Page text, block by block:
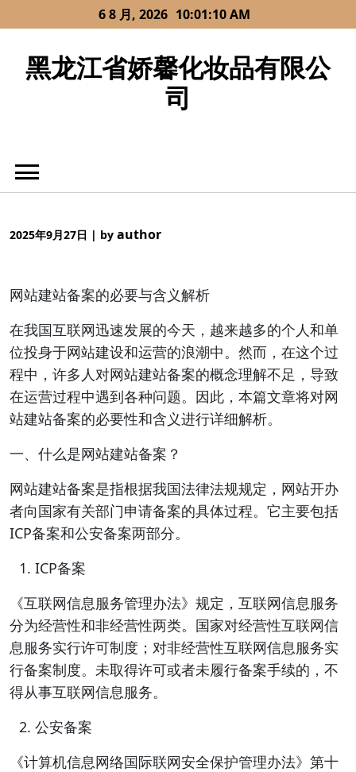
to
6 8 月, 2026 10:01:10 AM
黑龙江省娇馨化妆品有限公
司
2025年9月27日 | by author
网站建站备案的必要与含义解析
在我国互联网迅速发展的今天，越来越多的个人和单
位投身于网站建设和运营的浪潮中。然而，在这个过
程中，许多人对网站建站备案的概念理解不足，导致
在运营过程中遇到各种问题。因此，本篇文章将对网
站建站备案的必要性和含义进行详细解析。
一、什么是网站建站备案？
网站建站备案是指根据我国法律法规规定，网站开办
者向国家有关部门申请备案的具体过程。它主要包括
ICP备案和公安备案两部分。
ICP备案
《互联网信息服务管理办法》规定，互联网信息服务
分为经营性和非经营性两类。国家对经营性互联网信
息服务实行许可制度；对非经营性互联网信息服务实
行备案制度。未取得许可或者未履行备案手续的，不
得从事互联网信息服务。
公安备案
《计算机信息网络国际联网安全保护管理办法》第十